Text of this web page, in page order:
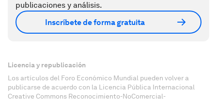
publicaciones y análisis.
Inscríbete de forma gratuita
Licencia y republicación
Los artículos del Foro Económico Mundial pueden volver a
publicarse de acuerdo con la Licencia Pública Internacional
Creative Commons Reconocimiento-NoComercial-